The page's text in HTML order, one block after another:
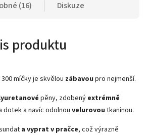
(16) Diskuze
produktu
300 míčky je skvělou zábavou pro nejmenší.
pěny, zdobený extrémně
dotek a navíc odolnou velurovou tkaninou.
a vyprat v pračce, což výrazně